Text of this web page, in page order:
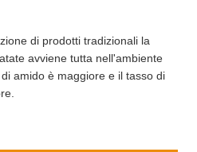
di prodotti tradizionali la
avviene tutta nell'ambiente
amido è maggiore e il tasso di